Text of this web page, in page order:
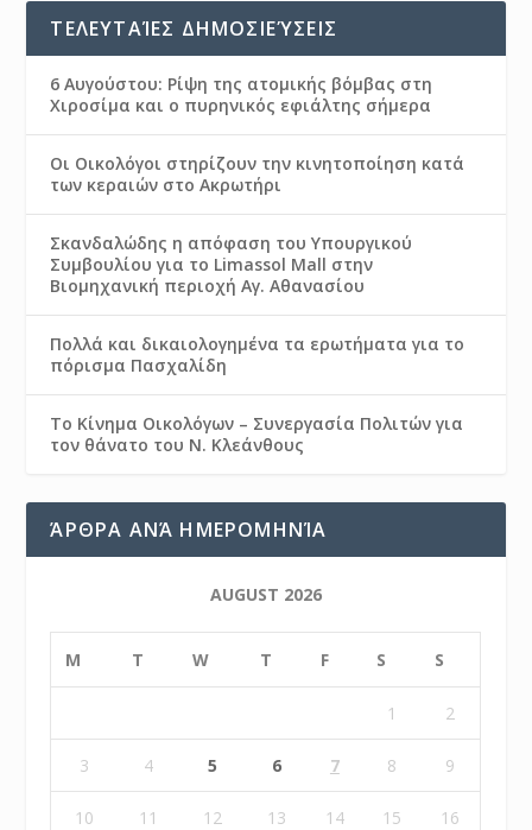
ΤΕΛΕΥΤΑΊΕΣ ΔΗΜΟΣΙΕΎΣΕΙΣ
6 Αυγούστου: Ρίψη της ατομικής βόμβας στη
Χιροσίμα και ο πυρηνικός εφιάλτης σήμερα
Οι Οικολόγοι στηρίζουν την κινητοποίηση κατά
των κεραιών στο Ακρωτήρι
Σκανδαλώδης η απόφαση του Υπουργικού
Συμβουλίου για το Limassol Mall στην
Βιομηχανική περιοχή Αγ. Αθανασίου
Πολλά και δικαιολογημένα τα ερωτήματα για το
πόρισμα Πασχαλίδη
Το Κίνημα Οικολόγων – Συνεργασία Πολιτών για
τον θάνατο του Ν. Κλεάνθους
ΆΡΘΡΑ ΑΝΆ ΗΜΕΡΟΜΗΝΊΑ
AUGUST 2026
M T W T F S S
1 2
3 4 5 6 7 8 9
10 11 12 13 14 15 16